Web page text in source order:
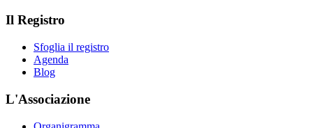
Il Registro
Sfoglia il registro
Agenda
Blog
L'Associazione